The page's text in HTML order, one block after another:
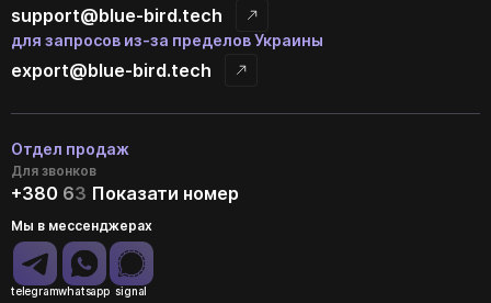
support@blue-bird.tech
для запросов из-за пределов Украины
export@blue-bird.tech
Отдел продаж
Для звонков
+380 63 Показати номер
Мы в мессенджерах
telegramwhatsapp signal